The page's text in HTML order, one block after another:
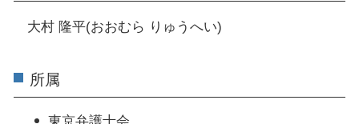
大村 隆平(おおむら りゅうへい)
所属